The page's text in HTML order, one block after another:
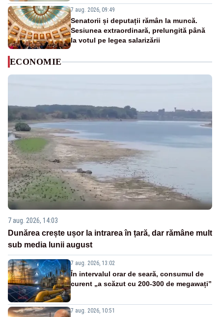
7 aug. 2026, 09:49
Senatorii și deputații rămân la muncă.
Sesiunea extraordinară, prelungită până
la votul pe legea salarizării
ECONOMIE
7 aug. 2026, 14:03
Dunărea crește ușor la intrarea în țară, dar rămâne mult
sub media lunii august
7 aug. 2026, 13:02
În intervalul orar de seară, consumul de
curent „a scăzut cu 200-300 de megawați”
7 aug. 2026, 10:51